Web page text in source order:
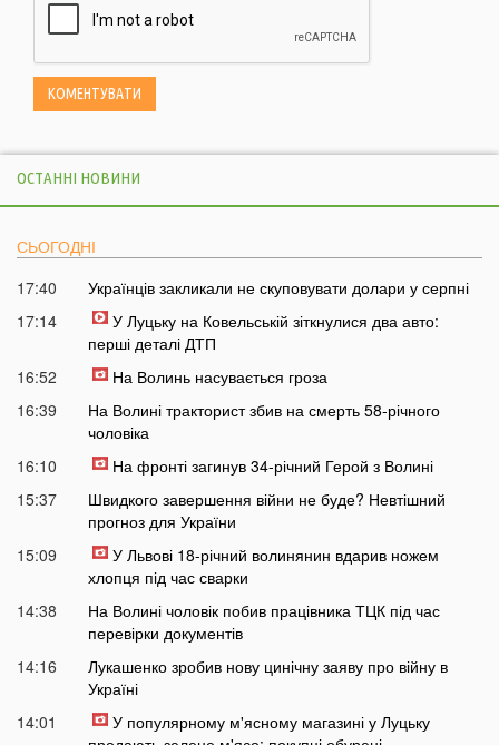
ОСТАННІ НОВИНИ
СЬОГОДНІ
17:40
Українців закликали не скуповувати долари у серпні
17:14
У Луцьку на Ковельській зіткнулися два авто:
перші деталі ДТП
16:52
На Волинь насувається гроза
16:39
На Волині тракторист збив на смерть 58-річного
чоловіка
16:10
На фронті загинув 34-річний Герой з Волині
15:37
Швидкого завершення війни не буде? Невтішний
прогноз для України
15:09
У Львові 18-річний волинянин вдарив ножем
хлопця під час сварки
14:38
На Волині чоловік побив працівника ТЦК під час
перевірки документів
14:16
Лукашенко зробив нову цинічну заяву про війну в
Україні
14:01
У популярному м'ясному магазині у Луцьку